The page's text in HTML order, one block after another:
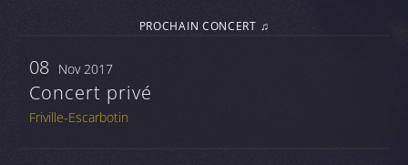
PROCHAIN CONCERT ♫
08 Nov 2017
Concert privé
Friville-Escarbotin